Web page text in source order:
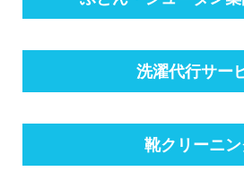
洗濯代行サー
靴クリーニ